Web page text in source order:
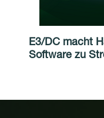
E3/DC macht
Software zu